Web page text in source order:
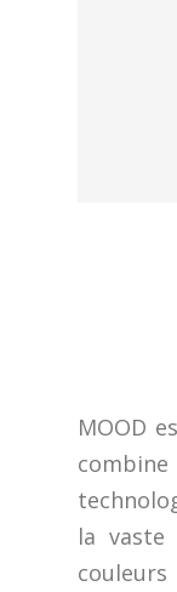
MOOD
la